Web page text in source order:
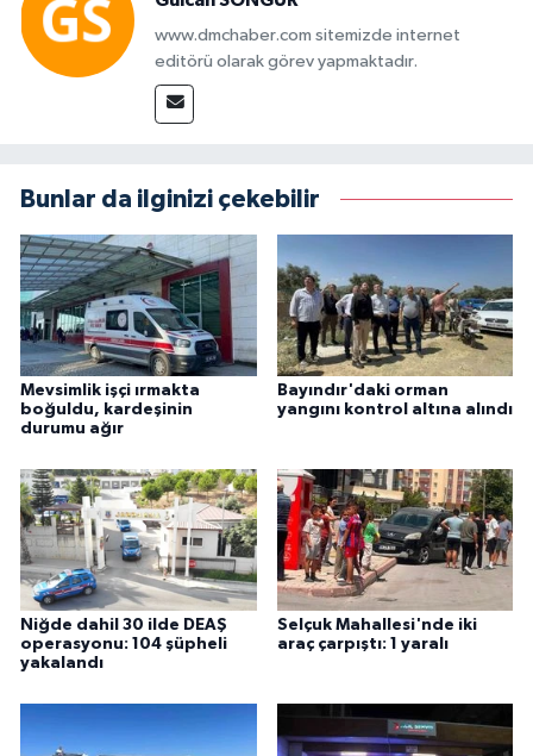
www.dmchaber.com sitemizde internet
editörü olarak görev yapmaktadır.
Bunlar da ilginizi çekebilir
Mevsimlik işçi ırmakta
boğuldu, kardeşinin
durumu ağır
Bayındır'daki orman
yangını kontrol altına alındı
Niğde dahil 30 ilde DEAŞ
operasyonu: 104 şüpheli
yakalandı
Selçuk Mahallesi'nde iki
araç çarpıştı: 1 yaralı